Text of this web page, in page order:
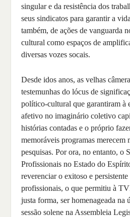
singular e da resistência dos
seus sindicatos para garantir a
também, de ações de vanguarda
cultural como espaços de
diversas vozes socais.
Desde idos anos, as velhas
testemunhas do lócus de
político-cultural que garantiram à
afetivo no imaginário coletivo
histórias contadas e o próprio
memoráveis programas merecem
pesquisas. Por ora, no entanto, o
Profissionais no Estado do
reverenciar o exitoso e
profissionais, o que permitiu à
justa forma, ser homenageada na
sessão solene na Assembleia